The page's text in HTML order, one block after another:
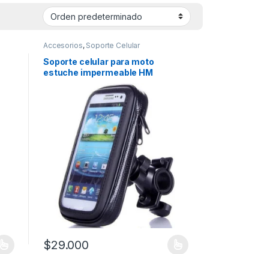
Las opciones se pueden elegir en la página de producto
Accesorios, Soporte Celular
Soporte celular para moto
estuche impermeable HM
$29.000
Este producto tiene múltiples variantes. Las